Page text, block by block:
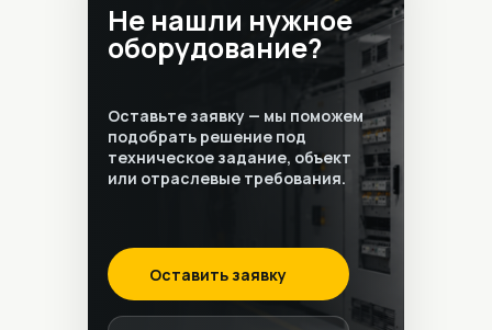
Не нашли нужное
оборудование?
Оставьте заявку — мы поможем
подобрать решение под
техническое задание, объект
или отраслевые требования.
Оставить заявку